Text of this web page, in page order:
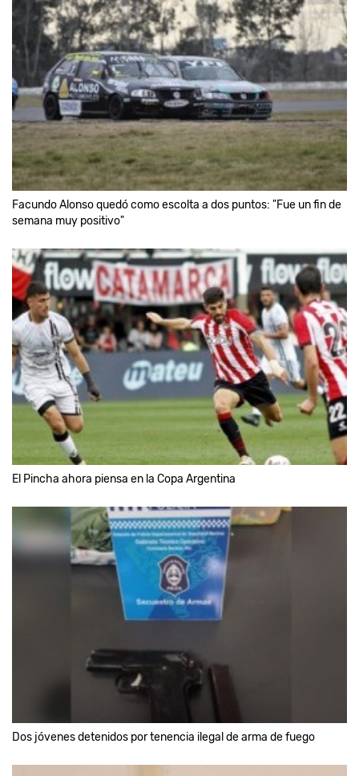
Facundo Alonso quedó como escolta a dos puntos: "Fue un fin de
semana muy positivo"
El Pincha ahora piensa en la Copa Argentina
Dos jóvenes detenidos por tenencia ilegal de arma de fuego